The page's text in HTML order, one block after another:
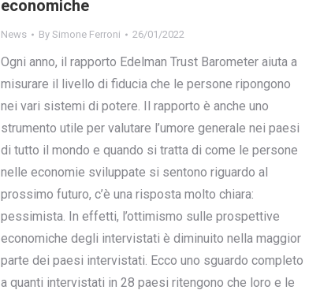
economiche
News By Simone Ferroni 26/01/2022
Ogni anno, il rapporto Edelman Trust Barometer aiuta a
misurare il livello di fiducia che le persone ripongono
nei vari sistemi di potere. Il rapporto è anche uno
strumento utile per valutare l’umore generale nei paesi
di tutto il mondo e quando si tratta di come le persone
nelle economie sviluppate si sentono riguardo al
prossimo futuro, c’è una risposta molto chiara:
pessimista. In effetti, l’ottimismo sulle prospettive
economiche degli intervistati è diminuito nella maggior
parte dei paesi intervistati. Ecco uno sguardo completo
a quanti intervistati in 28 paesi ritengono che loro e le